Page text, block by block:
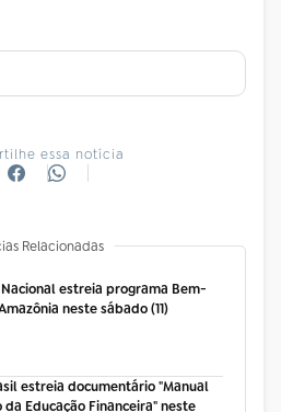
essa notícia
Relacionadas
estreia programa Bem-
neste sábado (11)
estreia documentário "Manual
da Educação Financeira" neste